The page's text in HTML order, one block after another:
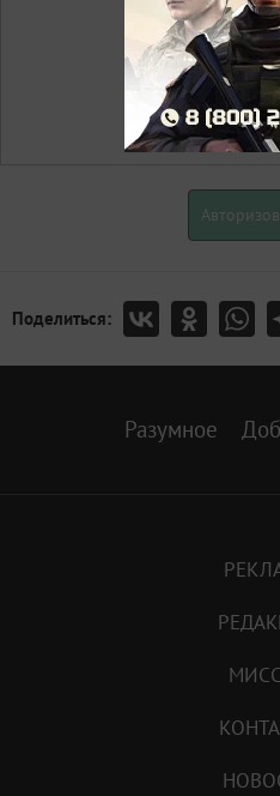
Поделиться:
Разумное